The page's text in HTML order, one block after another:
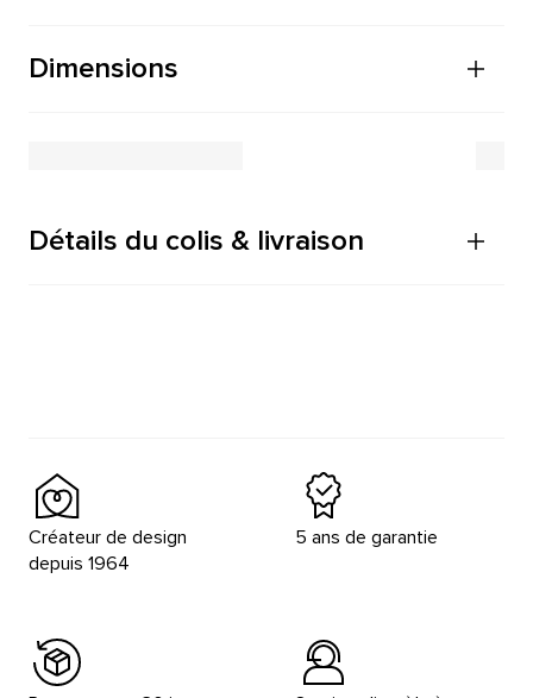
Dimensions
Détails du colis & livraison
Créateur de design
depuis 1964
5 ans de garantie